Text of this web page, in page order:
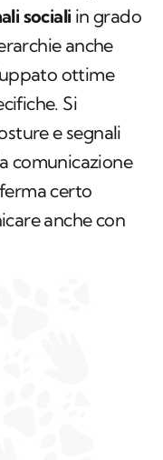
sociali in grado
anche
ottime
Si
e segnali
comunicazione
certo
anche con